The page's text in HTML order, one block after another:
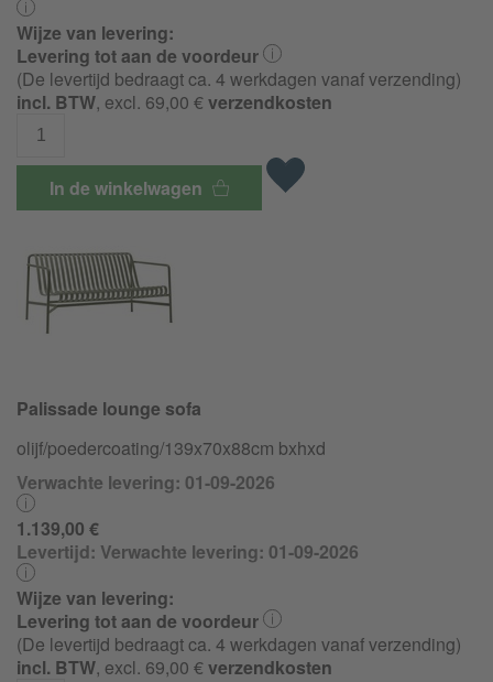
Wijze van levering:
Levering tot aan de voordeur
(De levertijd bedraagt ca. 4 werkdagen vanaf verzending)
incl. BTW, excl. 69,00 €verzendkosten
In de winkelwagen
Palissade lounge sofa
olijf/poedercoating/139x70x88cm bxhxd
Verwachte levering: 01-09-2026
1.139,00 €
Levertijd: Verwachte levering: 01-09-2026
Wijze van levering:
Levering tot aan de voordeur
(De levertijd bedraagt ca. 4 werkdagen vanaf verzending)
incl. BTW, excl. 69,00 €verzendkosten